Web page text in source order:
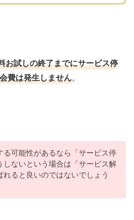
お試しの終了までにサービス停
費は発生しません。
る可能性があるなら「サービス停
しないという場合は「サービス解
れると良いのではないでしょう